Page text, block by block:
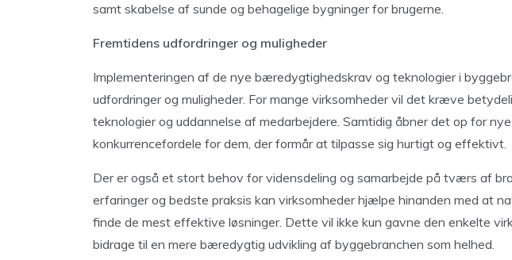
samt skabelse af sunde og behagelige bygninger for brugerne.
Fremtidens udfordringer og muligheder
Implementeringen af de nye bæredygtighedskrav og teknologier i
udfordringer og muligheder. For mange virksomheder vil det kræve
teknologier og uddannelse af medarbejdere. Samtidig åbner det op for
konkurrencefordele for dem, der formår at tilpasse sig hurtigt og effektivt.
Der er også et stort behov for vidensdeling og samarbejde på tværs af
erfaringer og bedste praksis kan virksomheder hjælpe hinanden med at
finde de mest effektive løsninger. Dette vil ikke kun gavne den enkelte
bidrage til en mere bæredygtig udvikling af byggebranchen som helhed.